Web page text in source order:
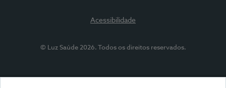
Acessibilidade
© Luz Saúde 2026. Todos os direitos reservados.